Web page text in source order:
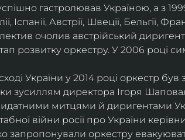
гастролював Україною, а з
Іспанії, Австрії, Швеції, Бельгії,
очолив австрійський
розвитку оркестру. У 2006 році
України у 2014 році оркестр
зусиллям директора Ігоря
митцями й диригентами
війни росії про України
запропонували оркестру